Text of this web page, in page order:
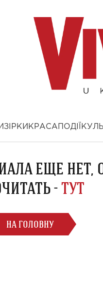
ЗІРКИ КРАСА ПОДІЇ
ЕЩЕ
-ТУТ
НА ГОЛОВНУ